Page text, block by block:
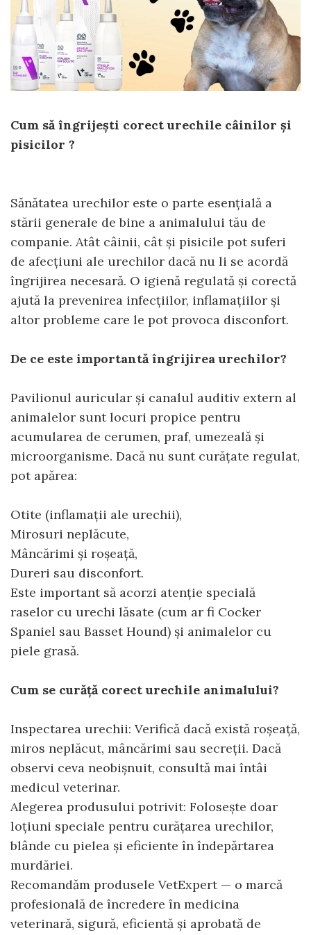
FRESH FARM
MORANDO
MY LOVE
ROYALIST
RECOMPENSE
DIETE VETERINARE
IGIENA SI COSMETICA
JUCARII
SUPLIMENTE
AFECTIUNI AURICULARE
AFECTIUNI DERMATOLOGICE
AFECTIUNI DIGESTIVE
AFECTIUNI HEPATICE
AFECTIUNI OCULARE
IMUNITATE
FARMINA
FELICIA
FRESH FARM
MORANDO
PURINA
DIETE VETERINARE
IGIENA SI COSMETICA
SAMPOANE
RECOMPENSE
SUPLIMENTE
AFECTIUNI AURICULARE
AFECTIUNI DERMATOLOGICE
AFECTIUNI DIGESTIVE
AFECTIUNI HEPATICE
AFECTIUNI OCULARE
IMUNITATE
Cum să îngrijești corect urechile câinilor și
pisicilor ?
Sănătatea urechilor este o parte esențială a
stării generale de bine a animalului tău de
companie. Atât câinii, cât și pisicile pot suferi
de afecțiuni ale urechilor dacă nu li se acordă
îngrijirea necesară. O igienă regulată și corectă
ajută la prevenirea infecțiilor, inflamațiilor și
altor probleme care le pot provoca disconfort.
De ce este importantă îngrijirea urechilor?
Pavilionul auricular și canalul auditiv extern al
animalelor sunt locuri propice pentru
acumularea de cerumen, praf, umezeală și
microorganisme. Dacă nu sunt curățate regulat,
pot apărea:
Otite (inflamații ale urechii),
Mirosuri neplăcute,
Mâncărimi și roșeață,
Dureri sau disconfort.
Este important să acorzi atenție specială
raselor cu urechi lăsate (cum ar fi Cocker
Spaniel sau Basset Hound) și animalelor cu
piele grasă.
Cum se curăță corect urechile animalului?
Inspectarea urechii: Verifică dacă există roșeață,
miros neplăcut, mâncărimi sau secreții. Dacă
observi ceva neobișnuit, consultă mai întâi
medicul veterinar.
Alegerea produsului potrivit: Folosește doar
loțiuni speciale pentru curățarea urechilor,
blânde cu pielea și eficiente în îndepărtarea
murdăriei.
Recomandăm produsele VetExpert — o marcă
profesională de încredere în medicina
veterinară, sigură, eficientă și aprobată de